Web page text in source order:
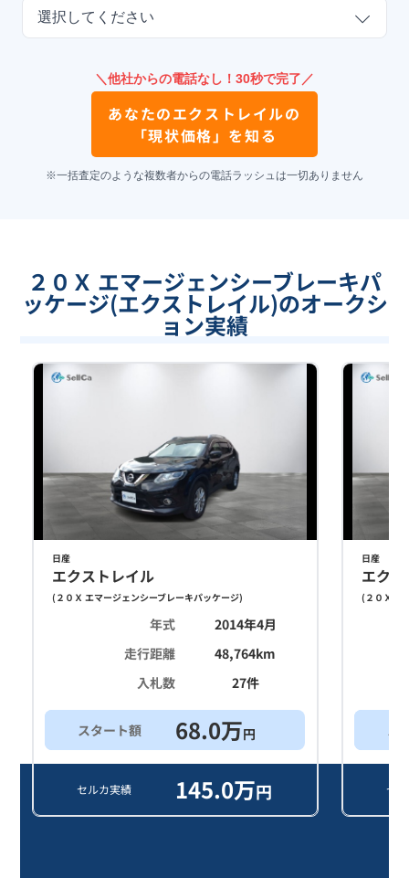
選択してください
＼他社からの電話なし！30秒で完了／
あなたのエクストレイルの
「現状価格」を知る
※一括査定のような複数者からの電話ラッシュは一切ありません
２０Ｘ エマージェンシーブレーキパ
ッケージ(エクストレイル)のオークシ
ョン実績
日産
エクストレイル
( ２０Ｘ エマージェンシーブレーキパッケージ)
年式
2014年4月
走行距離
48,764km
入札数
27件
スタート額 68.0万円
セルカ実績 145.0万円
日産
エク
( ２０Ｘ エ
ス
セ